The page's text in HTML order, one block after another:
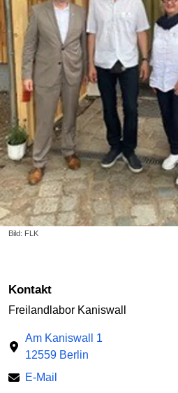
Bild: FLK
Kontakt
Freilandlabor Kaniswall
Am Kaniswall 1
12559 Berlin
E-Mail